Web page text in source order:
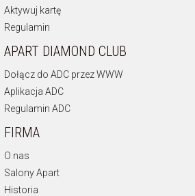
Aktywuj kartę
Regulamin
APART DIAMOND CLUB
Dołącz do ADC przez WWW
Aplikacja ADC
Regulamin ADC
FIRMA
O nas
Salony Apart
Historia